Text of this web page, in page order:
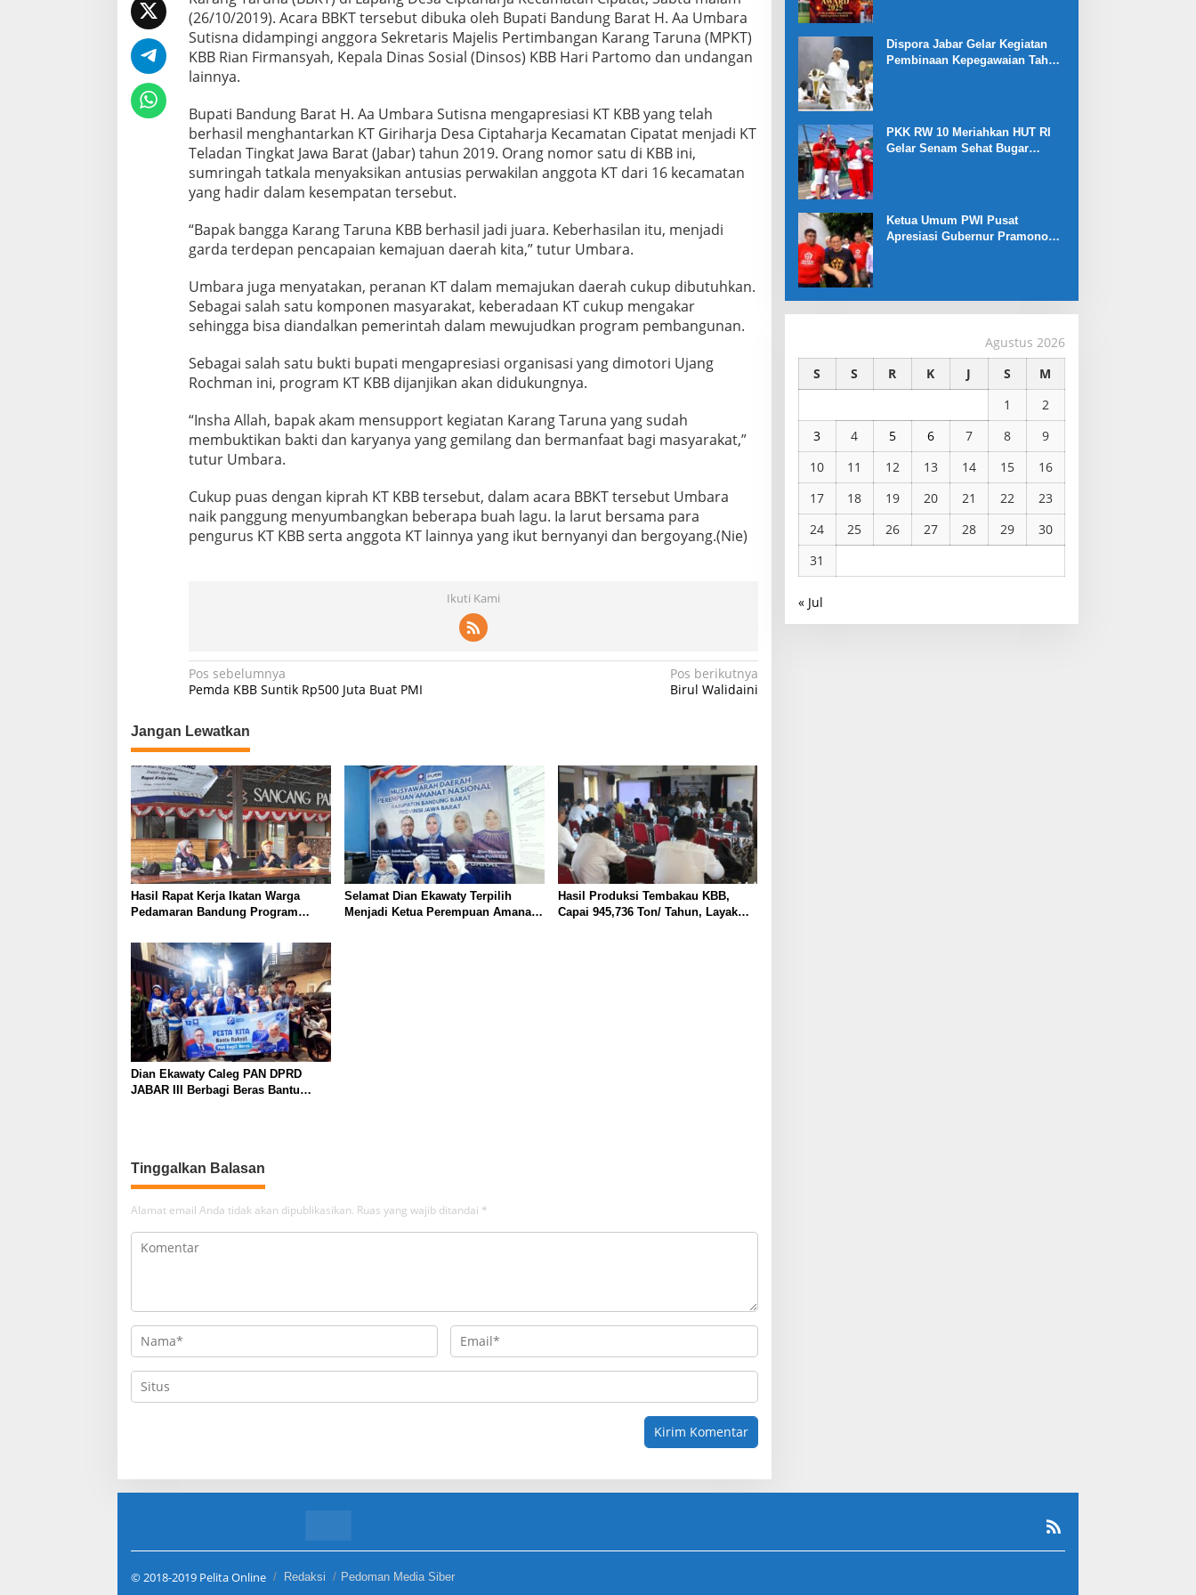
(26/10/2019). Acara BBKT tersebut dibuka oleh Bupati Bandung Barat H. Aa Umbara
Sutisna didampingi anggora Sekretaris Majelis Pertimbangan Karang Taruna (MPKT)
KBB Rian Firmansyah, Kepala Dinas Sosial (Dinsos) KBB Hari Partomo dan undangan
lainnya.
Bupati Bandung Barat H. Aa Umbara Sutisna mengapresiasi KT KBB yang telah
berhasil menghantarkan KT Giriharja Desa Ciptaharja Kecamatan Cipatat menjadi KT
Teladan Tingkat Jawa Barat (Jabar) tahun 2019. Orang nomor satu di KBB ini,
sumringah tatkala menyaksikan antusias perwakilan anggota KT dari 16 kecamatan
yang hadir dalam kesempatan tersebut.
“Bapak bangga Karang Taruna KBB berhasil jadi juara. Keberhasilan itu, menjadi
garda terdepan pencapaian kemajuan daerah kita,” tutur Umbara.
Umbara juga menyatakan, peranan KT dalam memajukan daerah cukup dibutuhkan.
Sebagai salah satu komponen masyarakat, keberadaan KT cukup mengakar
sehingga bisa diandalkan pemerintah dalam mewujudkan program pembangunan.
Sebagai salah satu bukti bupati mengapresiasi organisasi yang dimotori Ujang
Rochman ini, program KT KBB dijanjikan akan didukungnya.
“Insha Allah, bapak akam mensupport kegiatan Karang Taruna yang sudah
membuktikan bakti dan karyanya yang gemilang dan bermanfaat bagi masyarakat,”
tutur Umbara.
Cukup puas dengan kiprah KT KBB tersebut, dalam acara BBKT tersebut Umbara
naik panggung menyumbangkan beberapa buah lagu. Ia larut bersama para
pengurus KT KBB serta anggota KT lainnya yang ikut bernyanyi dan bergoyang.(Nie)
Ikuti Kami
N
a
v
i
g
a
s
i
p
o
Pos sebelumnya
Pemda KBB Suntik Rp500 Juta Buat PMI
Pos berikutnya
Birul Walidaini
Jangan Lewatkan
Hasil Rapat Kerja Ikatan Warga
Pedamaran Bandung Program
Prioritas Utama
Selamat Dian Ekawaty Terpilih
Menjadi Ketua Perempuan Amanat
Hasil Produksi Tembakau KBB,
Capai 945,736 Ton/ Tahun, Layak
Dian Ekawaty Caleg PAN DPRD
JABAR III Berbagi Beras Bantu
Tinggalkan Balasan
Alamat email Anda tidak akan dipublikasikan. Ruas yang wajib ditandai *
Dispora Jabar Gelar Kegiatan
Pembinaan Kepegawaian Tahun
PKK RW 10 Meriahkan HUT RI
Gelar Senam Sehat Bugar
Ketua Umum PWI Pusat
Apresiasi Gubernur Pramono
Agustus 2026
S
S R K J S
M
1
2
3
4 5 6 7 8
9
10
11 12 13 14 15
16
17
18 19 20 21 22
23
24
25 26 27 28 29
30
31
« Jul
© 2018-2019 Pelita Online Redaksi Pedoman Media Siber